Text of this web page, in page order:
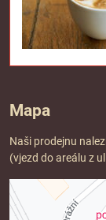
Mapa
Naši prodejnu
(vjezd do areálu z